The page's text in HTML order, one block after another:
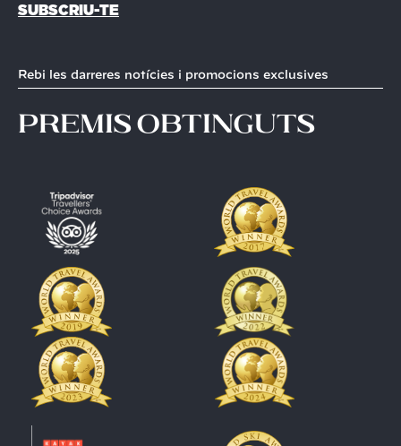
SUBSCRIU-TE
Rebi les darreres notícies i promocions exclusives
premis obtinguts